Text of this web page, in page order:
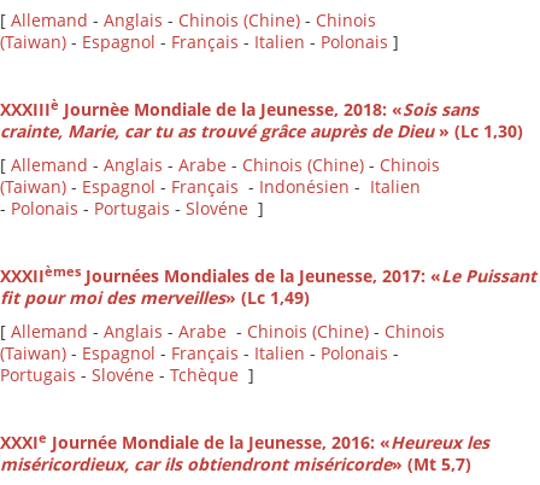
[ Allemand - Anglais - Chinois (Chine) - Chinois
(Taiwan) - Espagnol - Français - Italien - Polonais ]
XXXIIIè Journèe Mondiale de la Jeunesse, 2018: «Sois sans
crainte, Marie, car tu as trouvé grâce auprès de Dieu » (Lc 1,30)
[ Allemand - Anglais - Arabe - Chinois (Chine) - Chinois
(Taiwan) - Espagnol - Français - Indonésien - Italien
- Polonais - Portugais - Slovéne ]
XXXIIèmes Journées Mondiales de la Jeunesse, 2017: «Le Puissant
fit pour moi des merveilles» (Lc 1,49)
[ Allemand - Anglais - Arabe - Chinois (Chine) - Chinois
(Taiwan) - Espagnol - Français - Italien - Polonais -
Portugais - Slovéne - Tchèque ]
XXXIe Journée Mondiale de la Jeunesse, 2016: «Heureux les
miséricordieux, car ils obtiendront miséricorde» (Mt 5,7)